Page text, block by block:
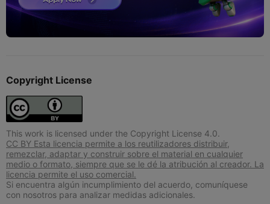
Copyright License
This work is licensed under the Copyright License 4.0.
CC BY Esta licencia permite a los reutilizadores distribuir,
remezclar, adaptar y construir sobre el material en cualquier
medio o formato, siempre que se le dé la atribución al creador. La
licencia permite el uso comercial.
Si encuentra algún incumplimiento del acuerdo, comuníquese
con nosotros para analizar medidas adicionales.